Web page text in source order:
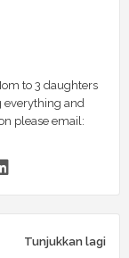
to 3 daughters
everything and
please email:
Tunjukkan lagi